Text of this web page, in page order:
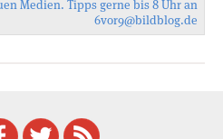
Medien. Tipps gerne bis 8 Uhr an
6vor9@bildblog.de